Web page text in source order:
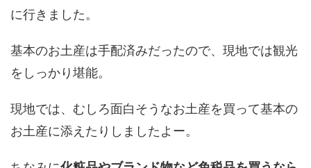
に行きました。
基本のお土産は手配済みだったので、現地では観光
をしっかり堪能。
現地では、むしろ面白そうなお土産を買って基本の
お土産に添えたりしましたよー。